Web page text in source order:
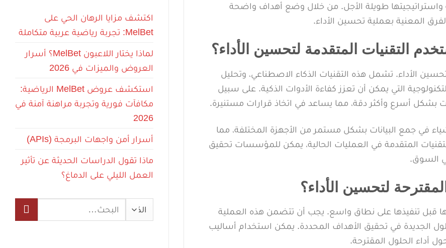
طويلة الأجل. من خلال وضع أهداف واضحة
المعنية بعملية تحسين الأداء.
التقنيات المتقدمة لتحسين الأداء؟
الأداء. تشمل هذه التقنيات الذكاء الاصطناعي، وتحليل
التكنولوجية التي يمكن أن تعزز كفاءة الأدوات الذكية. على سبيل
بشكل أسرع وأكثر دقة، مما يساعد في اتخاذ قرارات مستنيرة.
في جمع البيانات بشكل مستمر من الأجهزة المختلفة، مما
المتقدمة في العمليات الحالية، يمكن للمؤسسات تحقيق
السوق.
لتحسين الأداء؟
قبل تنفيذها على نطاق واسع. يجب أن تتضمن هذه العملية
الجديدة في تحقيق الأهداف المحددة. يمكن استخدام أساليب
اكتشف مزايا الرهان الحي على
MelBet: تجربة رياضية عربية متكاملة
لماذا يختار اللاعبون MelBet؟ أسرار
العروض والميزات في 2026
استكشف عروض MelBet الرياضية:
مكافآت فورية وتجربة مراهنة آمنة في
2026
أسرار أمن واجهات البرمجة (APIs)
ماذا تقول الدراسات الحديثة عن تأثير
العمل الليلي على الدماغ؟
البحث
عن: